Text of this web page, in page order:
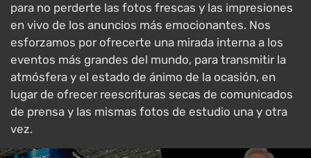
para no perderte las fotos frescas y las impresiones
en vivo de los anuncios más emocionantes. Nos
esforzamos por ofrecerte una mirada interna a los
eventos más grandes del mundo, para transmitir la
atmósfera y el estado de ánimo de la ocasión, en
lugar de ofrecer reescrituras secas de comunicados
de prensa y las mismas fotos de estudio una y otra
vez.